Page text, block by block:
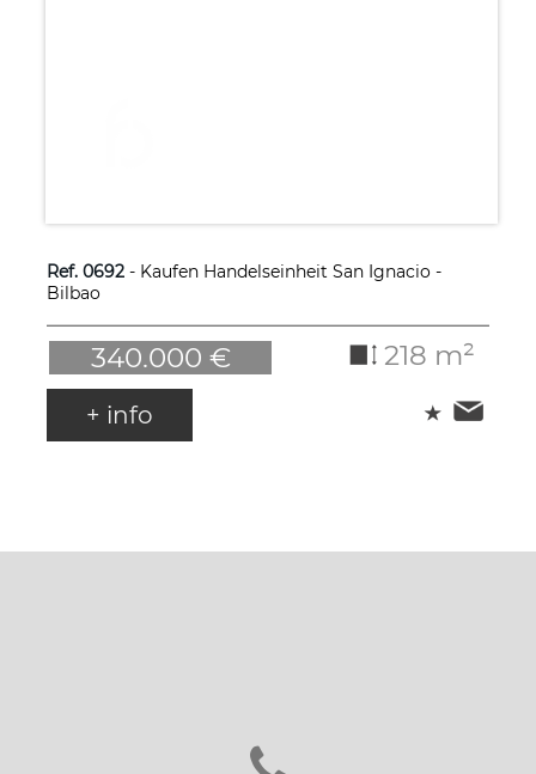
Ref. 0692- Kaufen Handelseinheit San Ignacio -
Bilbao
340.000 € 218 m²
+ info